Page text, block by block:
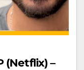
(Netflix) –